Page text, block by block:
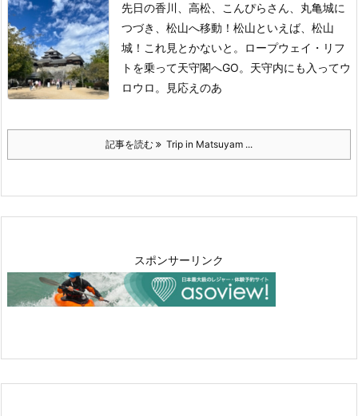
先日の香川、高松、こんぴらさん、丸亀城に
つづき、松山へ移動！ 松山といえば、松山
城！これ見とかないと。
ロープウェイ・リフ
トを乗って天守閣へGO。 天守内にも入ってウ
ロウロ。見応えのあ
記事を読む Trip in Matsuyam ...
スポンサーリンク